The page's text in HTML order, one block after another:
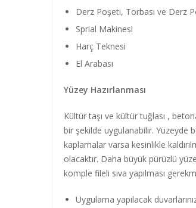
Derz Poşeti, Torbası ve Derz
Sprial Makinesi
Harç Teknesi
El Arabası
Yüzey Hazırlanması
Kültür taşı ve kültür tuğlası ,
bir şekilde uygulanabilir. Yüzeyde
kaplamalar varsa kesinlikle
olacaktır. Daha büyük pürüzlü
komple fileli sıva yapılması
Uygulama yapılacak